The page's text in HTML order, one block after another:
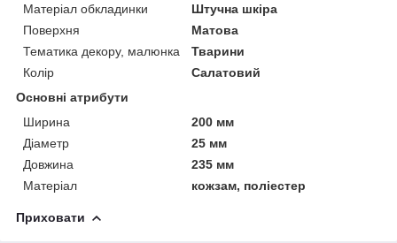
Матеріал обкладинки
Штучна шкіра
Поверхня
Матова
Тематика декору, малюнка
Тварини
Колір
Салатовий
Основні атрибути
Ширина
200 мм
Діаметр
25 мм
Довжина
235 мм
Матеріал
кожзам, поліестер
Приховати